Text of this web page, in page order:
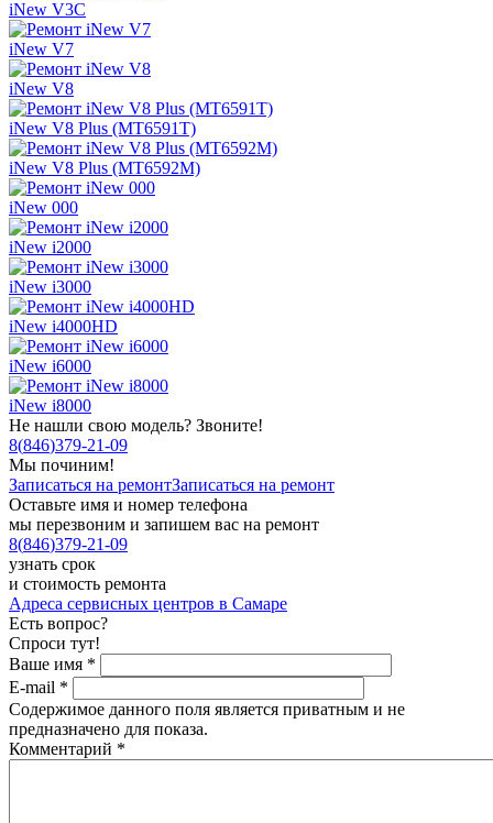
iNew V3C
iNew V7
iNew V8
iNew V8 Plus (MT6591T)
iNew V8 Plus (MT6592M)
iNew 000
iNew i2000
iNew i3000
iNew i4000HD
iNew i6000
iNew i8000
Не нашли свою модель? Звоните!
8(846)379-21-09
Мы починим!
Записаться на ремонтЗаписаться на ремонт
Оставьте имя и номер телефона
мы перезвоним и запишем вас на ремонт
8(846)379-21-09
узнать срок
и стоимость ремонта
Адреса сервисных центров в Самаре
Есть вопрос?
Спроси тут!
Ваше имя *
E-mail *
Содержимое данного поля является приватным и не
предназначено для показа.
Комментарий *